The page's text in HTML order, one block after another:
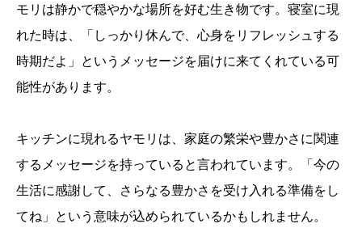
モリは静かで穏やかな場所を好む生き物です。寝室に現
れた時は、「しっかり休んで、心身をリフレッシュする
時期だよ」というメッセージを届けに来てくれている可
能性があります。
キッチンに現れるヤモリは、家庭の繁栄や豊かさに関連
するメッセージを持っていると言われています。「今の
生活に感謝して、さらなる豊かさを受け入れる準備をし
てね」という意味が込められているかもしれません。